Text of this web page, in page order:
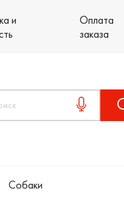
и
Оплата
заказа
Собаки